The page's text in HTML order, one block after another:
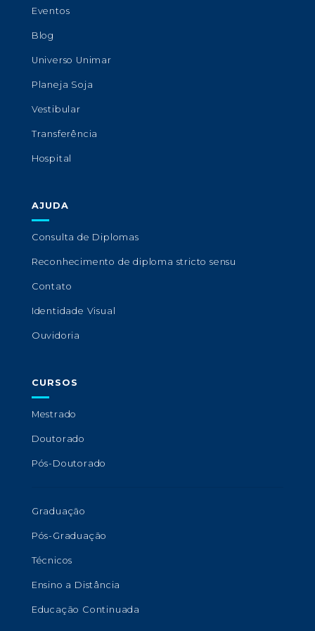
Eventos
Blog
Universo Unimar
Planeja Soja
Vestibular
Transferência
Hospital
AJUDA
Consulta de Diplomas
Reconhecimento de diploma stricto sensu
Contato
Identidade Visual
Ouvidoria
CURSOS
Mestrado
Doutorado
Pós-Doutorado
Graduação
Pós-Graduação
Técnicos
Ensino a Distância
Educação Continuada